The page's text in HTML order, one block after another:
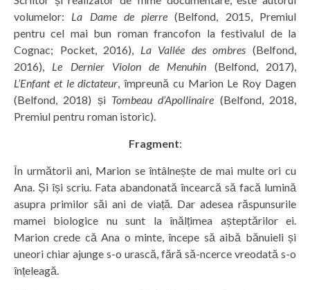
volumelor: La Dame de pierre (Belfond, 2015, Premiul
pentru cel mai bun roman francofon la festivalul de la
Cognac; Pocket, 2016), La Vallée des ombres (Belfond,
2016), Le Dernier Violon de Menuhin (Belfond, 2017),
L’Enfant et le dictateur, împreună cu Marion Le Roy Dagen
(Belfond, 2018) și Tombeau d’Apollinaire (Belfond, 2018,
Premiul pentru roman istoric).
Fragment:
În următorii ani, Marion se întâlnește de mai multe ori cu
Ana. Și își scriu. Fata abandonată încearcă să facă lumină
asupra primilor săi ani de viață. Dar adesea răspunsurile
mamei biologice nu sunt la înălțimea așteptărilor ei.
Marion crede că Ana o minte, începe să aibă bănuieli și
uneori chiar ajunge s-o urască, fără să-ncerce vreodată s-o
înțeleagă.